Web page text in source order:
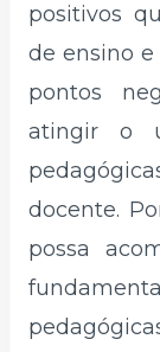
positivos
de ensino
pontos
atingir o
docente.
possa